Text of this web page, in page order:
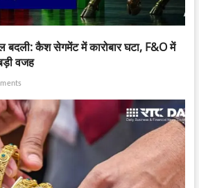
बदली: कैश सेगमेंट में कारोबार घटा, F&O में
वजह